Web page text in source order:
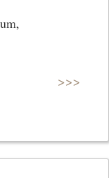
>>>